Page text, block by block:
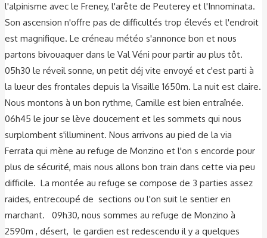
l'alpinisme avec le Freney, l'arête de Peuterey et l'Innominata.
Son ascension n'offre pas de difficultés trop élevés et l'endroit
est magnifique. Le créneau météo s'annonce bon et nous
partons bivouaquer dans le Val Véni pour partir au plus tôt.
05h30 le réveil sonne, un petit déj vite envoyé et c'est parti à
la lueur des frontales depuis la Visaille 1650m. La nuit est claire.
Nous montons à un bon rythme, Camille est bien entraînée.
06h45 le jour se lève doucement et les sommets qui nous
surplombent s'illuminent. Nous arrivons au pied de la via
Ferrata qui mène au refuge de Monzino et l'on s encorde pour
plus de sécurité, mais nous allons bon train dans cette via peu
difficile. La montée au refuge se compose de 3 parties assez
raides, entrecoupé de sections ou l'on suit le sentier en
marchant. 09h30, nous sommes au refuge de Monzino à
2590m , désert, le gardien est redescendu il y a quelques